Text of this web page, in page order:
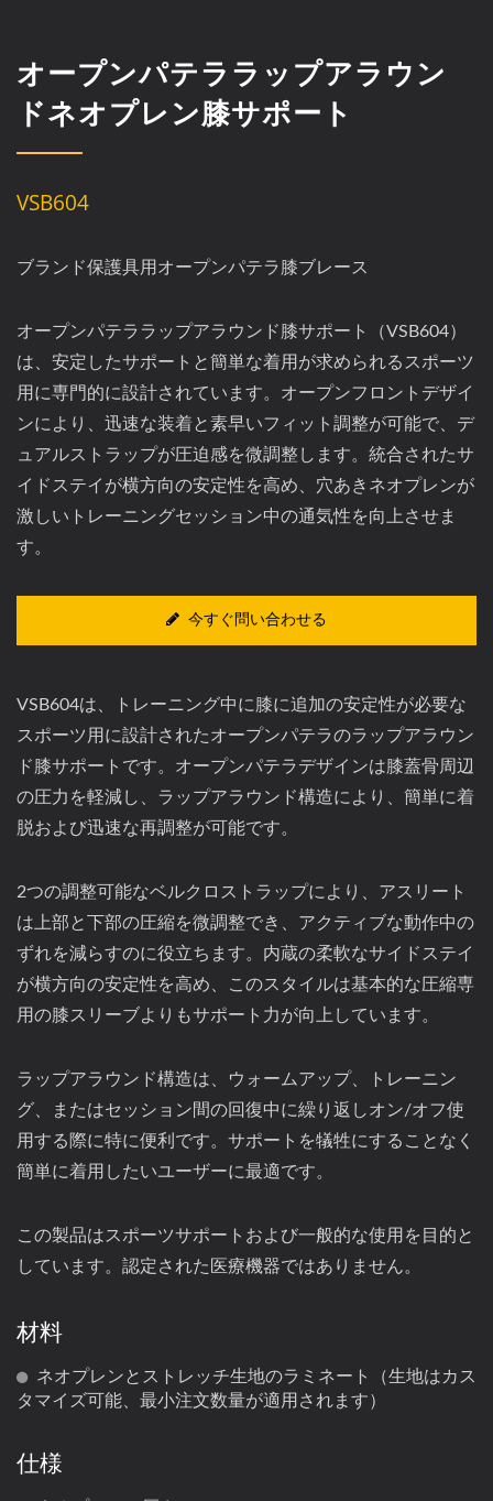
オープンパテララップアラウン
ドネオプレン膝サポート
VSB604
ブランド保護具用オープンパテラ膝ブレース
オープンパテララップアラウンド膝サポート（VSB604）
は、安定したサポートと簡単な着用が求められるスポーツ
用に専門的に設計されています。オープンフロントデザイ
ンにより、迅速な装着と素早いフィット調整が可能で、デ
ュアルストラップが圧迫感を微調整します。統合されたサ
イドステイが横方向の安定性を高め、穴あきネオプレンが
激しいトレーニングセッション中の通気性を向上させま
す。
今すぐ問い合わせる
VSB604は、トレーニング中に膝に追加の安定性が必要な
スポーツ用に設計されたオープンパテラのラップアラウン
ド膝サポートです。オープンパテラデザインは膝蓋骨周辺
の圧力を軽減し、ラップアラウンド構造により、簡単に着
脱および迅速な再調整が可能です。
2つの調整可能なベルクロストラップにより、アスリート
は上部と下部の圧縮を微調整でき、アクティブな動作中の
ずれを減らすのに役立ちます。内蔵の柔軟なサイドステイ
が横方向の安定性を高め、このスタイルは基本的な圧縮専
用の膝スリーブよりもサポート力が向上しています。
ラップアラウンド構造は、ウォームアップ、トレーニン
グ、またはセッション間の回復中に繰り返しオン/オフ使
用する際に特に便利です。サポートを犠牲にすることなく
簡単に着用したいユーザーに最適です。
この製品はスポーツサポートおよび一般的な使用を目的と
しています。認定された医療機器ではありません。
材料
ネオプレンとストレッチ生地のラミネート（生地はカス
タマイズ可能、最小注文数量が適用されます）
仕様